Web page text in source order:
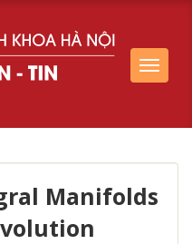
Toggle
Manifolds